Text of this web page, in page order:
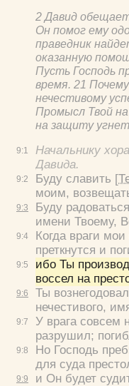
9:1
9:2
9:3
9:4
9:5
9:6
9:7
9:8
9:9
2 Давид
Он помог ему
праведник
оказанную
Пусть Господь
время. 21
нечестивому
Промысл Твой
на защиту
Начальнику
Давида.
Буду славить
моим,
Буду
имени Твоему,
Когда враги
преткнутся и
ибо Ты
воссел на
Ты
нечестивого,
У врага совсем
разрушил;
Но Господь
для суда
и Он будет